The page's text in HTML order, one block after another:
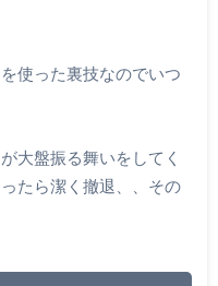
使った裏技なのでいつ
大盤振る舞いをしてく
たら潔く撤退、、その